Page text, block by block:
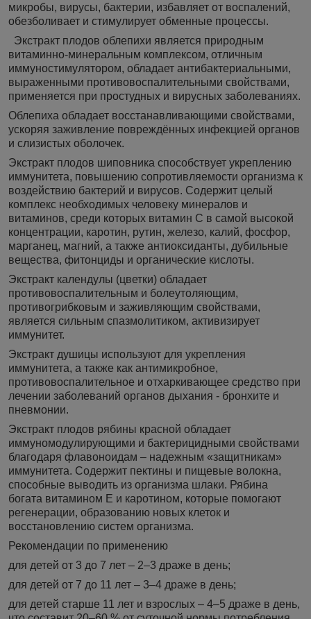
микробы, вирусы, бактерии, избавляет от воспалений,
обезболивает и стимулирует обменные процессы.
Экстракт плодов облепихи является природным
витаминно-минеральным комплексом, отличным
иммуностимулятором, обладает антибактериальными,
выраженными противовоспалительными свойствами,
применяется при простудных и вирусных заболеваниях.
Облепиха обладает восстанавливающими свойствами,
ускоряя заживление повреждённых инфекцией органов
и слизистых оболочек.
Экстракт плодов шиповника способствует укреплению
иммунитета, повышению сопротивляемости организма к
воздействию бактерий и вирусов. Содержит целый
комплекс необходимых человеку минералов и
витаминов, среди которых витамин С в самой высокой
концентрации, каротин, рутин, железо, калий, фосфор,
марганец, магний, а также антиоксиданты, дубильные
вещества, фитонциды и органические кислоты.
Экстракт календулы (цветки) обладает
противовоспалительным и болеутоляющим,
противогрибковым и заживляющим свойствами,
является сильным спазмолитиком, активизирует
иммунитет.
Экстракт душицы используют для укрепления
иммунитета, а также как антимикробное,
противовоспалительное и отхаркивающее средство при
лечении заболеваний органов дыхания - бронхите и
пневмонии.
Экстракт плодов рябины красной обладает
иммуномодулирующими и бактерицидными свойствами
благодаря флавоноидам – надежным «защитникам»
иммунитета. Содержит пектины и пищевые волокна,
способные выводить из организма шлаки. Рябина
богата витамином Е и каротином, которые помогают
регенерации, образованию новых клеток и
восстановлению систем организма.
Рекомендации по применению
для детей от 3 до 7 лет – 2–3 драже в день;
для детей от 7 до 11 лет – 3–4 драже в день;
для детей старше 11 лет и взрослых – 4–5 драже в день,